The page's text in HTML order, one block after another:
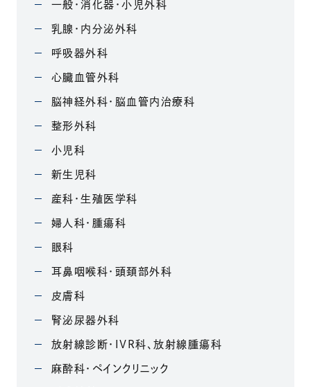
一般・消化器・小児外科
乳腺・内分泌外科
呼吸器外科
心臓血管外科
脳神経外科・脳血管内治療科
整形外科
小児科
新生児科
産科・生殖医学科
婦人科・腫瘍科
眼科
耳鼻咽喉科・頭頚部外科
皮膚科
腎泌尿器外科
放射線診断・IVR科、放射線腫瘍科
麻酔科・ペインクリニック